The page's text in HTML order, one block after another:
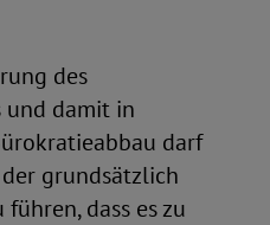
des
und damit in
darf
grundsätzlich
dass es zu